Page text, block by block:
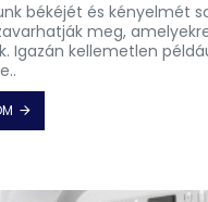
békéjét és kényelmét
meg,
Igazán kellemetlen